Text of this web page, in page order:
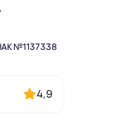
№1137338
4,9